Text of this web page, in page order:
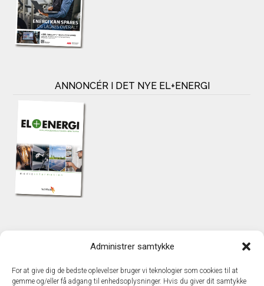
Administrer samtykke
For at give dig de bedste oplevelser bruger vi teknologier som cookies til at
gemme og/eller få adgang til enhedsoplysninger. Hvis du giver dit samtykke
ANNONCÉR I DET NYE EL+ENERGI
TechMedia A/S
DK – 2600 Glostrup